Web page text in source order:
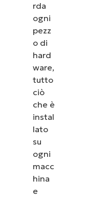
rda
ogni
pezz
o di
hard
ware,
tutto
ciò
che è
instal
lato
su
ogni
macc
hina
e